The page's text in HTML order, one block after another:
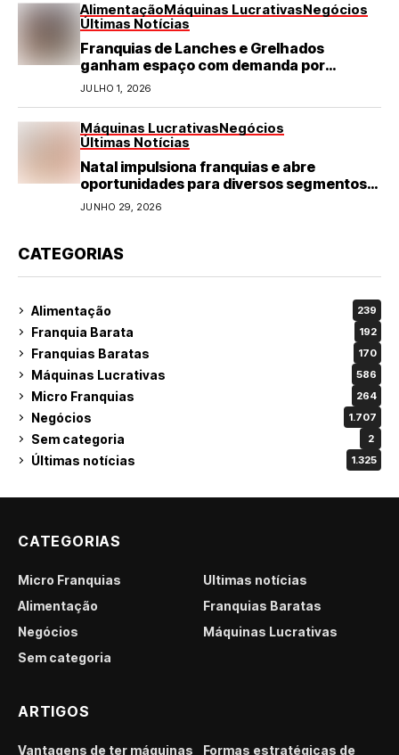
AlimentaçãoMáquinas LucrativasNegócios
Últimas Notícias
Franquias de Lanches e Grelhados
ganham espaço com demanda por
refeições rápidas e de qualidade
JULHO 1, 2026
Máquinas LucrativasNegócios
Últimas Notícias
Natal impulsiona franquias e abre
oportunidades para diversos segmentos
do varejo
JUNHO 29, 2026
CATEGORIAS
Alimentação 239
Franquia Barata 192
Franquias Baratas 170
Máquinas Lucrativas 586
Micro Franquias 264
Negócios 1.707
Sem categoria 2
Últimas notícias 1.325
CATEGORIAS
Micro Franquias
Últimas notícias
Alimentação
Franquias Baratas
Negócios
Máquinas Lucrativas
Sem categoria
ARTIGOS
Vantagens de ter máquinas Formas estratégicas de